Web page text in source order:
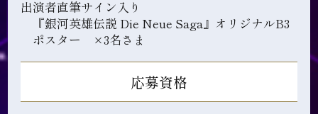
出演者直筆サイン入り
『銀河英雄伝説 Die Neue Saga』オリジナルB3
ポスター ×3名さま
応募資格